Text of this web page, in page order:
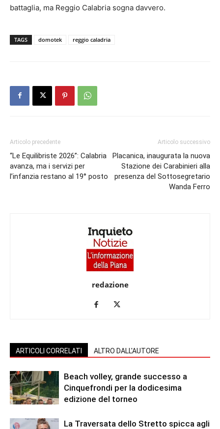
battaglia, ma Reggio Calabria sogna davvero.
TAGS domotek reggio caladria
Articolo precedente
“Le Equilibriste 2026”: Calabria
avanza, ma i servizi per
l’infanzia restano al 19° posto
Articolo successivo
Placanica, inaugurata la nuova
Stazione dei Carabinieri alla
presenza del Sottosegretario
Wanda Ferro
redazione
ARTICOLI CORRELATI ALTRO DALL'AUTORE
Beach volley, grande successo a
Cinquefrondi per la dodicesima
edizione del torneo
La Traversata dello Stretto spicca agli